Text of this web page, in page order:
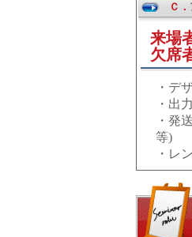
Ｃ．
来場
欠席
・デ
・出
・発
等)
・レ